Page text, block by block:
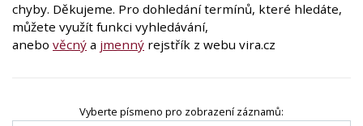
chyby. Děkujeme. Pro dohledání termínů, které hledáte,
můžete využít funkci vyhledávání,
anebo věcný a jmenný rejstřík z webu vira.cz
Vyberte písmeno pro zobrazení záznamů: